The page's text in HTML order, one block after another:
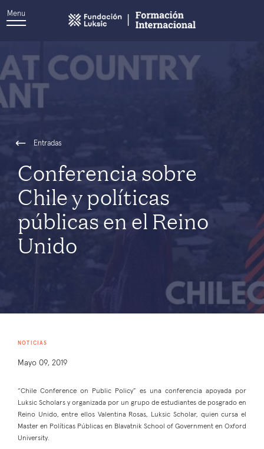
Menu
Entradas
Conferencia sobre
Chile y políticas
públicas en el Reino
Unido
NOTICIAS
Mayo 09, 2019
“Chile Conference on Public Policy” es una conferencia apoyada por
Luksic Scholars y organizada por un grupo de estudiantes de posgrado en
Reino Unido, entre ellos Valentina Rosas, Luksic Scholar, quien cursa el
Master en Políticas Públicas en Blavatnik School of Government en Oxford
University.